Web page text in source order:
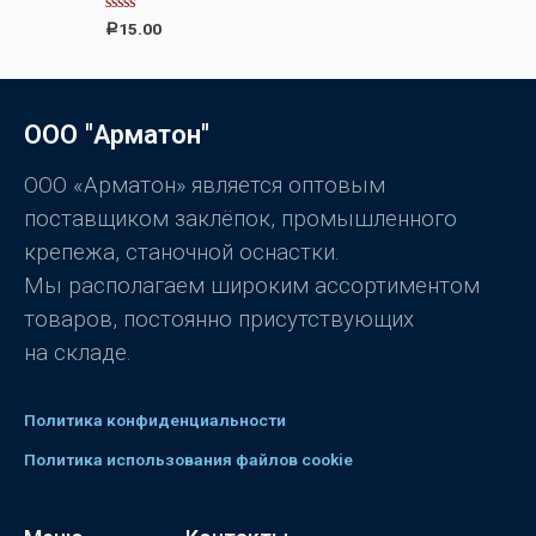
0
и
О
и
з
Р15.00
ООО "Арматон"
ООО «Арматон» является оптовым
поставщиком заклёпок, промышленного
крепежа, станочной оснастки.
Мы располагаем широким ассортиментом
товаров, постоянно присутствующих
на складе.
Политика конфиденциальности
Политика использования файлов cookie